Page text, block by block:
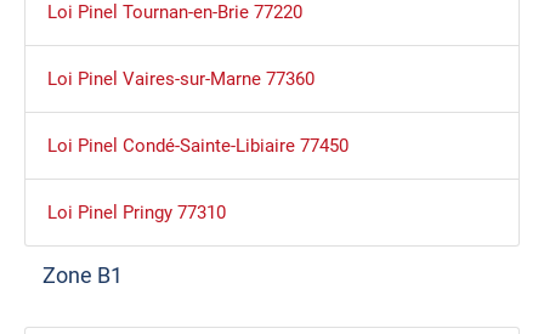
Loi Pinel Tournan-en-Brie 77220
Loi Pinel Vaires-sur-Marne 77360
Loi Pinel Condé-Sainte-Libiaire 77450
Loi Pinel Pringy 77310
Zone B1